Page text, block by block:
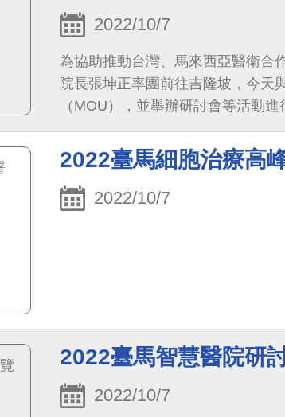
2022/10/7
為協助推動台灣、馬來西亞醫衛合
院長張坤正率團前往吉隆坡，今天
（MOU），並舉辦研討會等活動進
2022臺馬細胞治療高
2022/10/7
2022臺馬智慧醫院研
2022/10/7